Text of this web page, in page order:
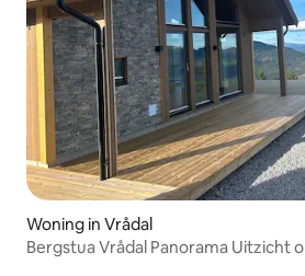
Woning in Vrådal
Bergstua Vrådal Panorama Uitzicht